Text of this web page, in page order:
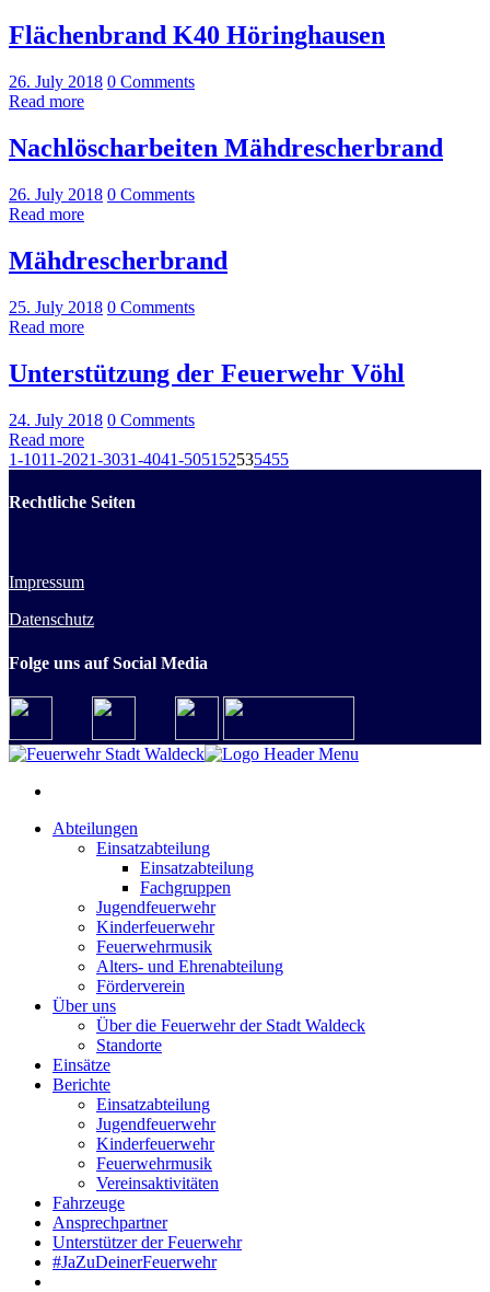
Flächenbrand K40 Höringhausen
26. July 2018 0 Comments
Read more
Nachlöscharbeiten Mähdrescherbrand
26. July 2018 0 Comments
Read more
Mähdrescherbrand
25. July 2018 0 Comments
Read more
Unterstützung der Feuerwehr Vöhl
24. July 2018 0 Comments
Read more
1-1011-2021-3031-4041-5051 52535455
Rechtliche Seiten
Impressum
Datenschutz
Folge uns auf Social Media
Abteilungen
Einsatzabteilung
Einsatzabteilung
Fachgruppen
Jugendfeuerwehr
Kinderfeuerwehr
Feuerwehrmusik
Alters- und Ehrenabteilung
Förderverein
Über uns
Über die Feuerwehr der Stadt Waldeck
Standorte
Einsätze
Berichte
Einsatzabteilung
Jugendfeuerwehr
Kinderfeuerwehr
Feuerwehrmusik
Vereinsaktivitäten
Fahrzeuge
Ansprechpartner
Unterstützer der Feuerwehr
#JaZuDeinerFeuerwehr